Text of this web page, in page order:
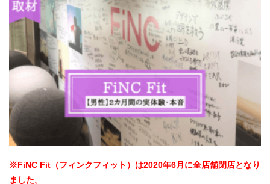
※FiNC Fit（フィンクフィット）は2020年6月に全店舗閉店となり
ました。